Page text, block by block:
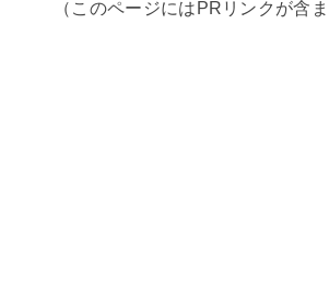
（このページにはPRリンクが含